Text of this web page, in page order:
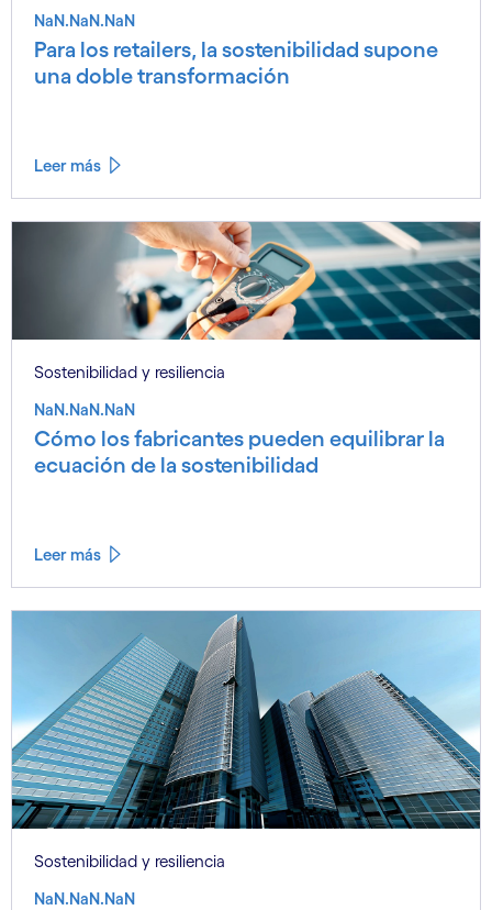
NaN.NaN.NaN
Para los retailers, la sostenibilidad supone
una doble transformación
Leer más
Sostenibilidad y resiliencia
NaN.NaN.NaN
Cómo los fabricantes pueden equilibrar la
ecuación de la sostenibilidad
Leer más
Sostenibilidad y resiliencia
NaN.NaN.NaN